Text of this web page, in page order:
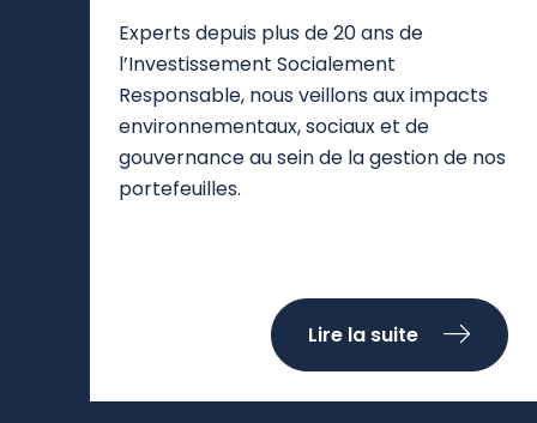
Experts depuis plus de 20 ans de
l’Investissement Socialement
Responsable, nous veillons aux impacts
environnementaux, sociaux et de
gouvernance au sein de la gestion de nos
portefeuilles.
Lire la suite